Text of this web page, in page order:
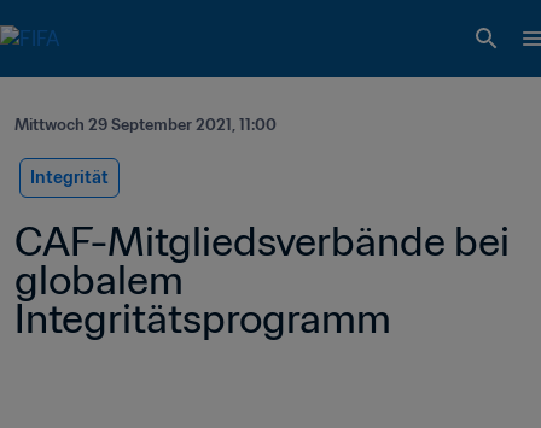
Mittwoch 29 September 2021, 11:00
Integrität
CAF-Mitgliedsverbände bei
globalem
Integritätsprogramm